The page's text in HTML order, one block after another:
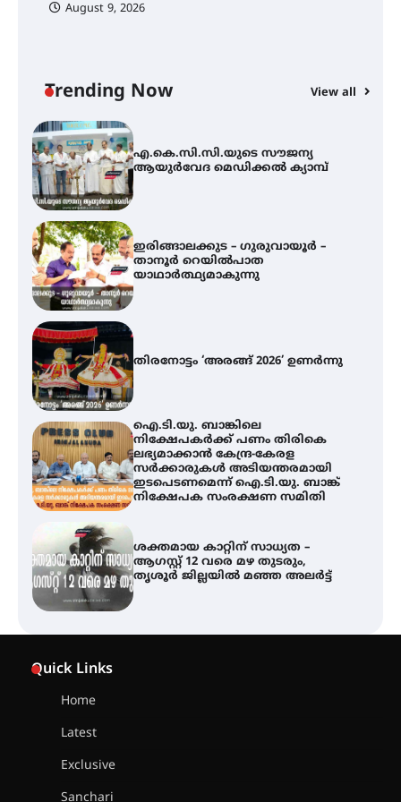
August 9, 2026
Trending Now View all
എ.കെ.സി.സി.യുടെ സൗജന്യ
ആയുർവേദ മെഡിക്കൽ ക്യാമ്പ്
ഇരിങ്ങാലക്കുട – ഗുരുവായൂർ –
താനൂർ റെയിൽപാത
യാഥാർത്ഥ്യമാകുന്നു
തിരനോട്ടം ‘അരങ്ങ് 2026’ ഉണർന്നു
ഐ.ടി.യു. ബാങ്കിലെ
നിക്ഷേപകർക്ക് പണം തിരികെ
ലഭ്യമാക്കാൻ കേന്ദ്ര-കേരള
സർക്കാരുകൾ അടിയന്തരമായി
ഇടപെടണമെന്ന് ഐ.ടി.യു. ബാങ്ക്
നിക്ഷേപക സംരക്ഷണ സമിതി
ശക്തമായ കാറ്റിന് സാധ്യത –
ആഗസ്റ്റ് 12 വരെ മഴ തുടരും,
തൃശൂർ ജില്ലയിൽ മഞ്ഞ അലർട്ട്
Quick Links
Home
Latest
Exclusive
Sanchari